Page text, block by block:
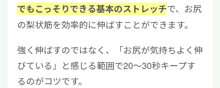
でもこっそりできる基本のストレッチで、お尻
の梨状筋を効率的に伸ばすことができます。
強く伸ばすのではなく、「お尻が気持ちよく伸
びている」と感じる範囲で20〜30秒キープす
るのがコツです。